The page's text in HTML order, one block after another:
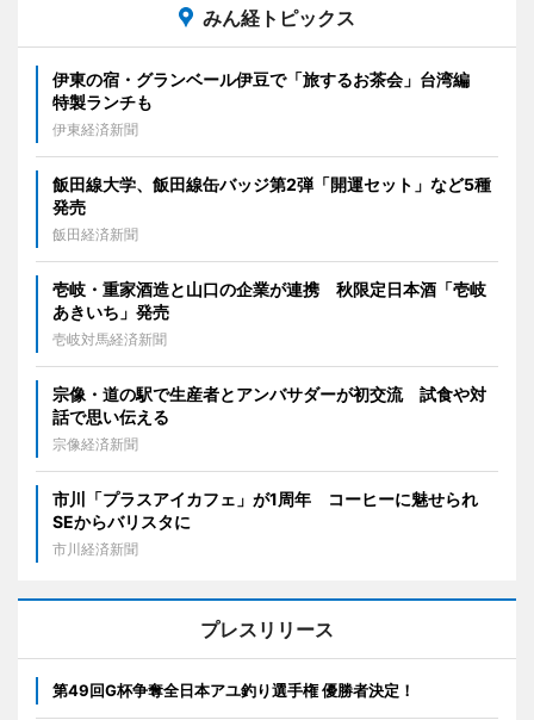
みん経トピックス
伊東の宿・グランベール伊豆で「旅するお茶会」台湾編
特製ランチも
伊東経済新聞
飯田線大学、飯田線缶バッジ第2弾「開運セット」など5種
発売
飯田経済新聞
壱岐・重家酒造と山口の企業が連携 秋限定日本酒「壱岐
あきいち」発売
壱岐対馬経済新聞
宗像・道の駅で生産者とアンバサダーが初交流 試食や対
話で思い伝える
宗像経済新聞
市川「プラスアイカフェ」が1周年 コーヒーに魅せられ
SEからバリスタに
市川経済新聞
プレスリリース
第49回G杯争奪全日本アユ釣り選手権 優勝者決定！